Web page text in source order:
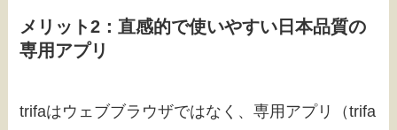
メリット2：直感的で使いやすい日本品質の
専用アプリ
trifaはウェブブラウザではなく、専用アプリ（trifa